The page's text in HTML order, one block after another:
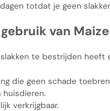
totdat je geen
van
te bestrijden heeft
die geen schade
huisdieren.
verkrijgbaar.